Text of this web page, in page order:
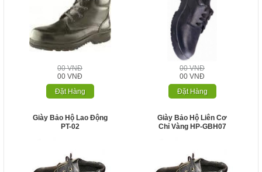
00 VNĐ
00 VNĐ
Đặt Hàng
00 VNĐ
00 VNĐ
Đặt Hàng
Giày Bảo Hộ Lao Động
PT-02
Giày Bảo Hộ Liên Cơ
Chỉ Vàng HP-GBH07